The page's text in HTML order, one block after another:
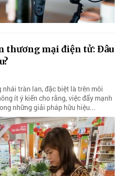
thương mại điện tử: Đâu
nhái tràn lan, đặc biệt là trên môi
ít ý kiến cho rằng, việc đẩy mạnh
những giải pháp hữu hiệu...